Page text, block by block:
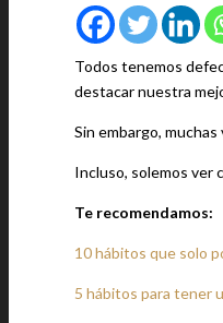
Todos tenemos
destacar nuestra
Sin embargo,
Incluso, solemos ver
Te recomendamos:
10 hábitos que solo
5 hábitos para tener